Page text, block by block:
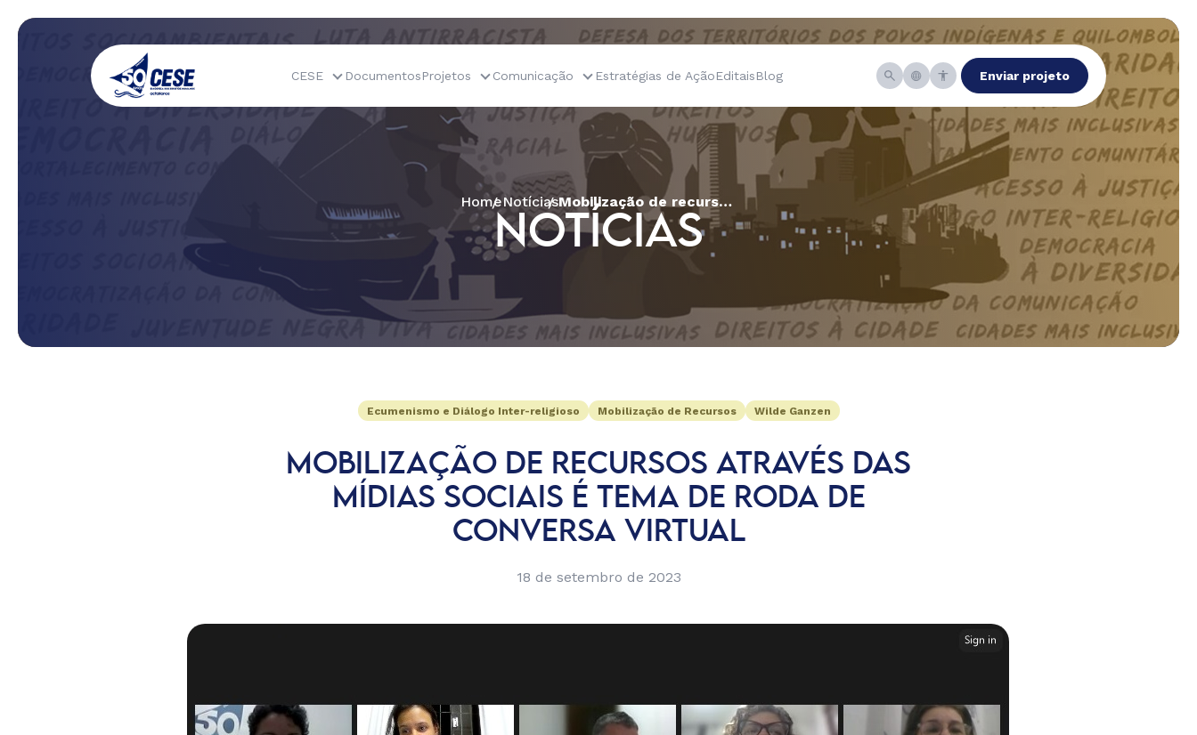
CESE DocumentosProjetos Comunicação Estratégias de AçãoEditaisBlog Enviar projeto
HomeNotícias Mobilização de recursos através das mídias sociais é tema de roda de conversa virtual
NOTÍCIAS
Ecumenismo e Diálogo Inter-religioso Mobilização de Recursos Wilde Ganzen
MOBILIZAÇÃO DE RECURSOS ATRAVÉS DAS
MÍDIAS SOCIAIS É TEMA DE RODA DE
CONVERSA VIRTUAL
18 de setembro de 2023